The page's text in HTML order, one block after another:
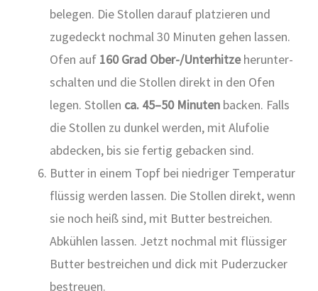
bele­gen. Die Stol­len dar­auf plat­zie­ren und
zuge­deckt noch­mal 30 Minu­ten gehen las­sen.
Ofen auf 160 Grad Ober-/Un­ter­hit­zeher­un­ter­
schal­ten und die Stol­len direkt in den Ofen
legen. Stol­len ca. 45–50 Minu­ten backen. Falls
die Stol­len zu dun­kel wer­den, mit Alu­fo­lie
abde­cken, bis sie fer­tig geba­cken sind.
But­ter in einem Topf bei nied­ri­ger Tem­pe­ra­tur
flüs­sig wer­den las­sen. Die Stol­len direkt, wenn
sie noch heiß sind, mit But­ter bestrei­chen.
Abküh­len las­sen. Jetzt noch­mal mit flüs­si­ger
But­ter bestrei­chen und dick mit Puder­zu­cker
bestreu­en.